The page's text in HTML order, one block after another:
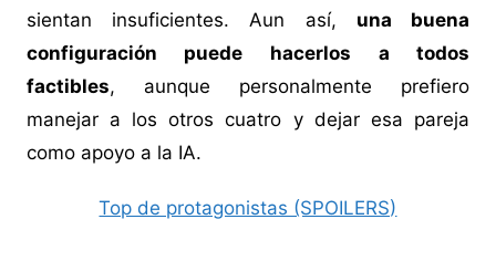
sientan insuficientes. Aun así, una buena
configuración puede hacerlos a todos
factibles, aunque personalmente prefiero
manejar a los otros cuatro y dejar esa pareja
como apoyo a la IA.
Top de protagonistas (SPOILERS)